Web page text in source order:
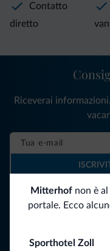
Mitterhof non è
portale. Ecco
Sporthotel Zoll
Contatto
diretto
Riceverai